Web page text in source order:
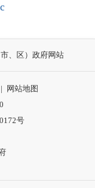
、区）政府网站
|
网站地图
号